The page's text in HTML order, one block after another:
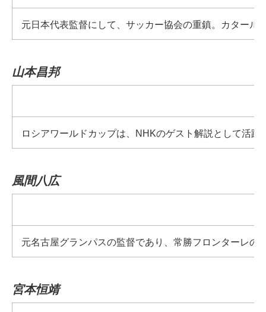
元日本代表監督にして、サッカー協会の重鎮。カター
山本昌邦
ロシアワールドカップは、NHKのゲスト解説として活
風間八広
元名古屋グランパスの監督であり、常勝フロンターレ
宮本恒靖